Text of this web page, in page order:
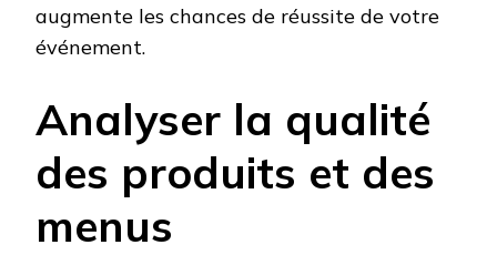
augmente les chances de réussite de votre
événement.
Analyser la qualité
des produits et des
menus